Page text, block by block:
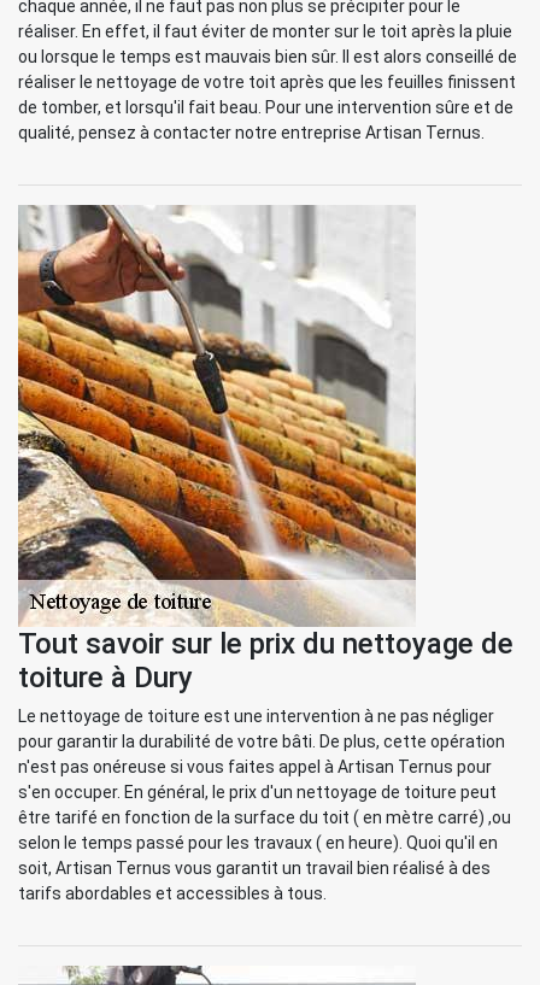
chaque année, il ne faut pas non plus se précipiter pour le
réaliser. En effet, il faut éviter de monter sur le toit après la pluie
ou lorsque le temps est mauvais bien sûr. Il est alors conseillé de
réaliser le nettoyage de votre toit après que les feuilles finissent
de tomber, et lorsqu'il fait beau. Pour une intervention sûre et de
qualité, pensez à contacter notre entreprise Artisan Ternus.
Tout savoir sur le prix du nettoyage de
toiture à Dury
Le nettoyage de toiture est une intervention à ne pas négliger
pour garantir la durabilité de votre bâti. De plus, cette opération
n'est pas onéreuse si vous faites appel à Artisan Ternus pour
s'en occuper. En général, le prix d'un nettoyage de toiture peut
être tarifé en fonction de la surface du toit ( en mètre carré) ,ou
selon le temps passé pour les travaux ( en heure). Quoi qu'il en
soit, Artisan Ternus vous garantit un travail bien réalisé à des
tarifs abordables et accessibles à tous.